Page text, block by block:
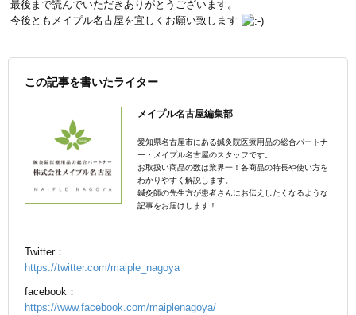
最後まで読んでいただきありがとうございます。
今後ともメイプル名古屋を宜しくお願い致します
この記事を書いたライター
メイプル名古屋編集部
愛知県名古屋市にある鍼灸院医療用品の総合パートナ
ー・メイプル名古屋のスタッフです。
お取扱い商品の数は業界一！各商品の特長や使い方を
わかりやすく解説します。
鍼灸師の先生方が患者さんにお伝えしたくなるような
記事をお届けします！
Twitter：
https://twitter.com/maiple_nagoya
facebook：
https://www.facebook.com/maiplenagoya/